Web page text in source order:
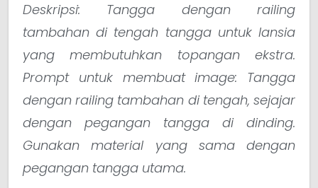
Deskripsi: Tangga dengan railing
tambahan di tengah tangga untuk lansia
yang membutuhkan topangan ekstra.
Prompt untuk membuat image: Tangga
dengan railing tambahan di tengah, sejajar
dengan pegangan tangga di dinding.
Gunakan material yang sama dengan
pegangan tangga utama.